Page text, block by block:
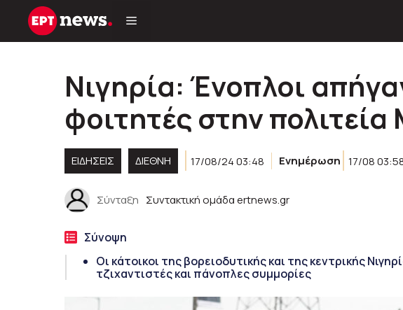
Μετάβαση
Νιγηρία: Ένοπλοι
φοιτητές στην
ΕΙΔΗΣΕΙΣ ΔΙΕΘΝΗ 17/08/24 03:48 Ενημέρωση 17/08
Σύνταξη Συντακτική ομάδα ertnews.gr
Σύνοψη
Οι κάτοικοι της βορειοδυτικής και της κεντρικής
τζιχαντιστές και πάνοπλες συμμορίες